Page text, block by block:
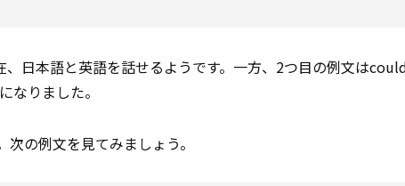
日本語と英語を話せるようです。一方、2つ目の例文は
なりました。
の例文を見てみましょう。